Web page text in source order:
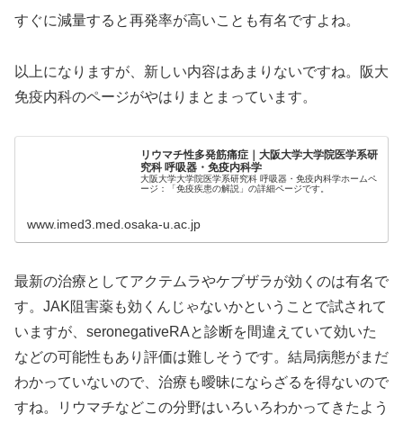
すぐに減量すると再発率が高いことも有名ですよね。
以上になりますが、新しい内容はあまりないですね。阪大
免疫内科のページがやはりまとまっています。
リウマチ性多発筋痛症｜大阪大学大学院医学系研
究科 呼吸器・免疫内科学
大阪大学大学院医学系研究科 呼吸器・免疫内科学ホームペ
ージ：「免疫疾患の解説」の詳細ページです。
www.imed3.med.osaka-u.ac.jp
最新の治療としてアクテムラやケブザラが効くのは有名で
す。JAK阻害薬も効くんじゃないかということで試されて
いますが、seronegativeRAと診断を間違えていて効いた
などの可能性もあり評価は難しそうです。結局病態がまだ
わかっていないので、治療も曖昧にならざるを得ないので
すね。リウマチなどこの分野はいろいろわかってきたよう